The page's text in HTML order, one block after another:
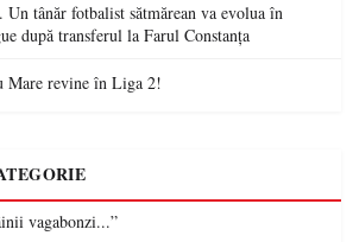
tânăr fotbalist sătmărean va evolua în
după transferul la Farul Constanța
Mare revine în Liga 2!
vagabonzi...”